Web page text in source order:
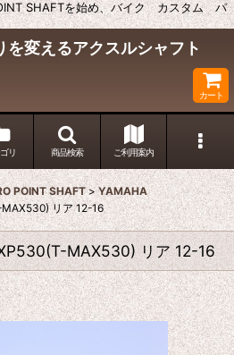
SHAFTを始め、バイク カスタム パ
を変えるアクスルシャフト
カート
リ 商品検索 ご利用案内
POINT SHAFT > YAMAHA
リア 12-16
MAX530) リア 12-16